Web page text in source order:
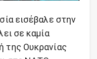
εισέβαλε στην
σε καμία
της Ουκρανίας